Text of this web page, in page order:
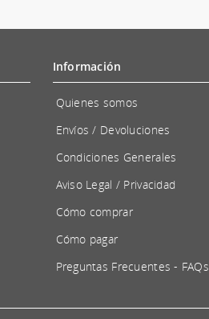
Información
Quienes somos
Envíos / Devoluciones
Condiciones Generales
Aviso Legal / Privacidad
Cómo comprar
Cómo pagar
Preguntas Frecuentes - FAQs